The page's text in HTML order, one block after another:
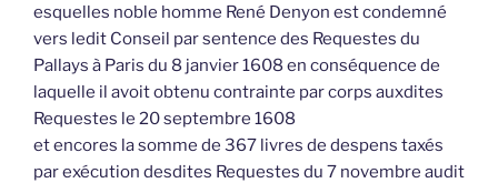
esquelles noble homme René Denyon est condemné
vers ledit Conseil par sentence des Requestes du
Pallays à Paris du 8 janvier 1608 en conséquence de
laquelle il avoit obtenu contrainte par corps auxdites
Requestes le 20 septembre 1608
et encores la somme de 367 livres de despens taxés
par exécution desdites Requestes du 7 novembre audit